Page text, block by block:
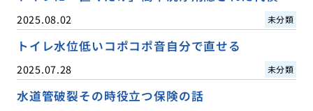
2025.08.02 未分類
トイレ水位低いコポコポ音自分で直せる
2025.07.28 未分類
水道管破裂その時役立つ保険の話